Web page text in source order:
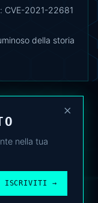
CVE-2021-22681
della storia
×
nella tua
ISCRIVITI →
·COOKIE POLICY